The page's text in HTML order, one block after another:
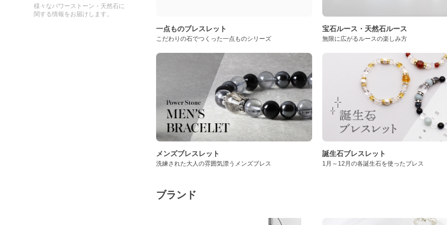
様々なパワーストーン・天然石に
関する情報をお届けします。
一点ものブレスレット
こだわりの石でつくった一点ものシリーズ
宝石ルース・天然石ルース
無限に広がるルースの楽しみ方
メンズブレスレット
洗練された大人の雰囲気漂うメンズブレス
誕生石ブレスレット
1月～12月の各誕生石を使ったブレス
ブランド